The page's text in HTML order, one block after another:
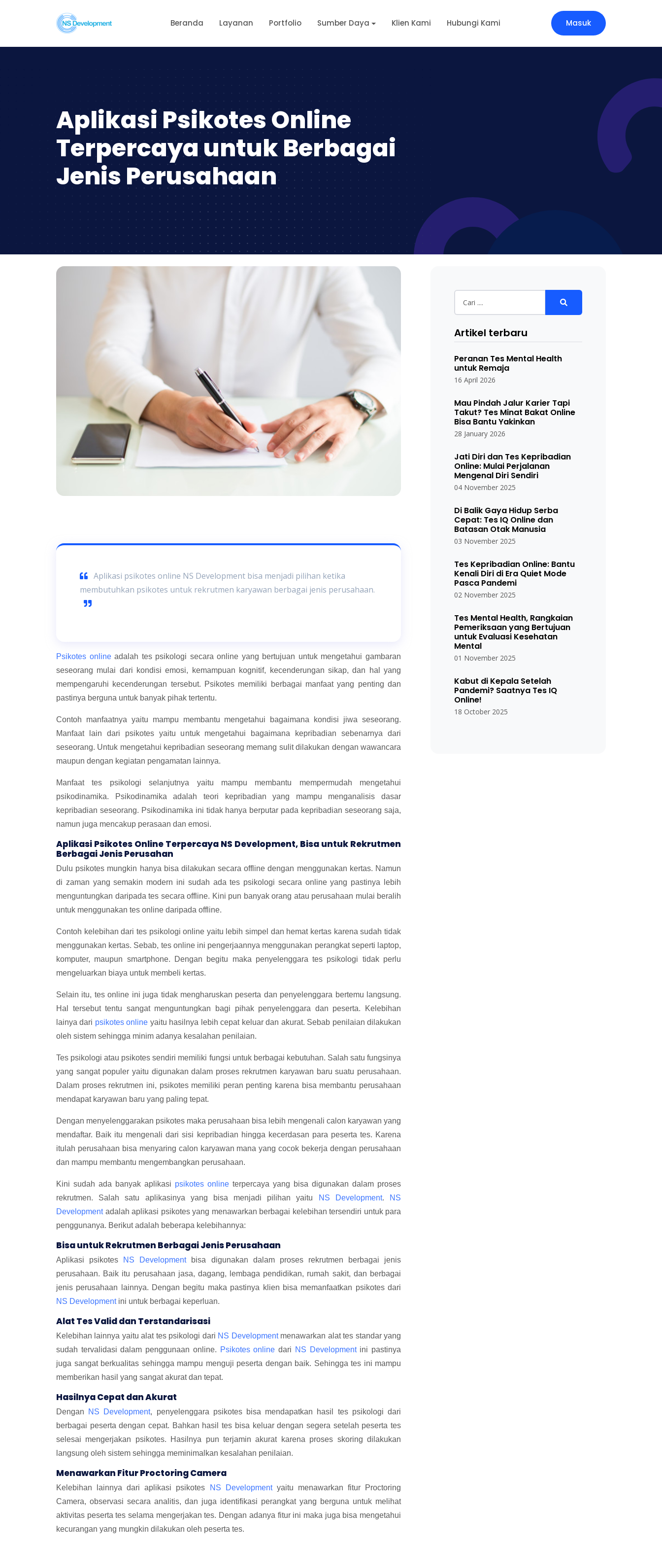
Beranda Layanan Portfolio Sumber Daya Klien Kami Hubungi Kami Masuk
Aplikasi Psikotes Online
Terpercaya untuk Berbagai
Jenis Perusahaan
Aplikasi psikotes online NS Development bisa menjadi pilihan ketika
membutuhkan psikotes untuk rekrutmen karyawan berbagai jenis perusahaan.
Psikotes onlineadalah tes psikologi secara online yang bertujuan untuk mengetahui gambaran
seseorang mulai dari kondisi emosi, kemampuan kognitif, kecenderungan sikap, dan hal yang
mempengaruhi kecenderungan tersebut. Psikotes memiliki berbagai manfaat yang penting dan
pastinya berguna untuk banyak pihak tertentu.
Contoh manfaatnya yaitu mampu membantu mengetahui bagaimana kondisi jiwa seseorang.
Manfaat lain dari psikotes yaitu untuk mengetahui bagaimana kepribadian sebenarnya dari
seseorang. Untuk mengetahui kepribadian seseorang memang sulit dilakukan dengan wawancara
maupun dengan kegiatan pengamatan lainnya.
Manfaat tes psikologi selanjutnya yaitu mampu membantu mempermudah mengetahui
psikodinamika. Psikodinamika adalah teori kepribadian yang mampu menganalisis dasar
kepribadian seseorang. Psikodinamika ini tidak hanya berputar pada kepribadian seseorang saja,
namun juga mencakup perasaan dan emosi.
Aplikasi Psikotes Online Terpercaya NS Development, Bisa untuk Rekrutmen
Berbagai Jenis Perusahan
Dulu psikotes mungkin hanya bisa dilakukan secara offline dengan menggunakan kertas. Namun
di zaman yang semakin modern ini sudah ada tes psikologi secara online yang pastinya lebih
menguntungkan daripada tes secara offline. Kini pun banyak orang atau perusahaan mulai beralih
untuk menggunakan tes online daripada offline.
Contoh kelebihan dari tes psikologi online yaitu lebih simpel dan hemat kertas karena sudah tidak
menggunakan kertas. Sebab, tes online ini pengerjaannya menggunakan perangkat seperti laptop,
komputer, maupun smartphone. Dengan begitu maka penyelenggara tes psikologi tidak perlu
mengeluarkan biaya untuk membeli kertas.
Selain itu, tes online ini juga tidak mengharuskan peserta dan penyelenggara bertemu langsung.
Hal tersebut tentu sangat menguntungkan bagi pihak penyelenggara dan peserta. Kelebihan
lainya dari psikotes online yaitu hasilnya lebih cepat keluar dan akurat. Sebab penilaian dilakukan
oleh sistem sehingga minim adanya kesalahan penilaian.
Tes psikologi atau psikotes sendiri memiliki fungsi untuk berbagai kebutuhan. Salah satu fungsinya
yang sangat populer yaitu digunakan dalam proses rekrutmen karyawan baru suatu perusahaan.
Dalam proses rekrutmen ini, psikotes memiliki peran penting karena bisa membantu perusahaan
mendapat karyawan baru yang paling tepat.
Dengan menyelenggarakan psikotes maka perusahaan bisa lebih mengenali calon karyawan yang
mendaftar. Baik itu mengenali dari sisi kepribadian hingga kecerdasan para peserta tes. Karena
itulah perusahaan bisa menyaring calon karyawan mana yang cocok bekerja dengan perusahaan
dan mampu membantu mengembangkan perusahaan.
Kini sudah ada banyak aplikasi psikotes online terpercaya yang bisa digunakan dalam proses
rekrutmen. Salah satu aplikasinya yang bisa menjadi pilihan yaitu
NS Development.
NS
Developmentadalah aplikasi psikotes yang menawarkan berbagai kelebihan tersendiri untuk para
penggunanya. Berikut adalah beberapa kelebihannya:
Bisa untuk Rekrutmen Berbagai Jenis Perusahaan
Aplikasi psikotes NS Developmentbisa digunakan dalam proses rekrutmen berbagai jenis
perusahaan. Baik itu perusahaan jasa, dagang, lembaga pendidikan, rumah sakit, dan berbagai
jenis perusahaan lainnya. Dengan begitu maka pastinya klien bisa memanfaatkan psikotes dari
NS Developmentini untuk berbagai keperluan.
Alat Tes Valid dan Terstandarisasi
Kelebihan lainnya yaitu alat tes psikologi dari NS Developmentmenawarkan alat tes standar yang
sudah tervalidasi dalam penggunaan online. Psikotes online dari NS Developmentini pastinya
juga sangat berkualitas sehingga mampu menguji peserta dengan baik. Sehingga tes ini mampu
memberikan hasil yang sangat akurat dan tepat.
Hasilnya Cepat dan Akurat
Dengan NS Development, penyelenggara psikotes bisa mendapatkan hasil tes psikologi dari
berbagai peserta dengan cepat. Bahkan hasil tes bisa keluar dengan segera setelah peserta tes
selesai mengerjakan psikotes. Hasilnya pun terjamin akurat karena proses skoring dilakukan
langsung oleh sistem sehingga meminimalkan kesalahan penilaian.
Menawarkan Fitur Proctoring Camera
Kelebihan lainnya dari aplikasi psikotes NS Developmentyaitu menawarkan fitur Proctoring
Camera, observasi secara analitis, dan juga identifikasi perangkat yang berguna untuk melihat
aktivitas peserta tes selama mengerjakan tes. Dengan adanya fitur ini maka juga bisa mengetahui
kecurangan yang mungkin dilakukan oleh peserta tes.
Artikel terbaru
Peranan Tes Mental Health
untuk Remaja
16 April 2026
Mau Pindah Jalur Karier Tapi
Takut? Tes Minat Bakat Online
Bisa Bantu Yakinkan
28 January 2026
Jati Diri dan Tes Kepribadian
Online: Mulai Perjalanan
Mengenal Diri Sendiri
04 November 2025
Di Balik Gaya Hidup Serba
Cepat: Tes IQ Online dan
Batasan Otak Manusia
03 November 2025
Tes Kepribadian Online: Bantu
Kenali Diri di Era Quiet Mode
Pasca Pandemi
02 November 2025
Tes Mental Health, Rangkaian
Pemeriksaan yang Bertujuan
untuk Evaluasi Kesehatan
Mental
01 November 2025
Kabut di Kepala Setelah
Pandemi? Saatnya Tes IQ
Online!
18 October 2025